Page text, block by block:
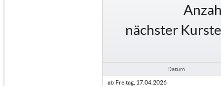
nächster
Datum
ab Freitag, 17.04.2026